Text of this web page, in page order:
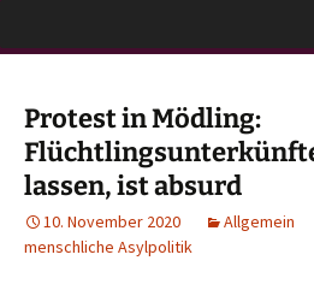
Inhaltmenschliche
Protest in Mödling:
lassen, ist absurd
10. November 2020 Allgemein
menschliche Asylpolitik